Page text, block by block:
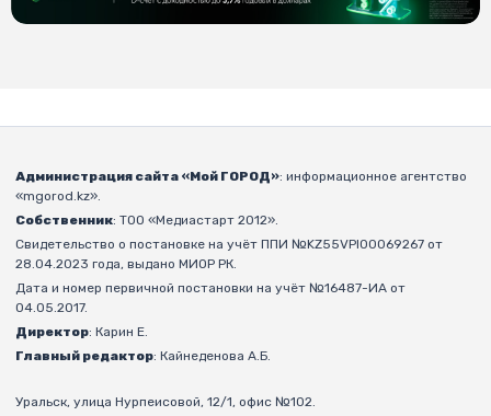
Администрация сайта «Мой ГОРОД»: информационное агентство
«mgorod.kz».
Собственник: ТОО «Медиастарт 2012».
Свидетельство о постановке на учёт ППИ №KZ55VPI00069267 от
28.04.2023 года, выдано МИОР РК.
Дата и номер первичной постановки на учёт №16487-ИА от
04.05.2017.
Директор: Карин Е.
Главный редактор: Кайнеденова А.Б.
Уральск, улица Нурпеисовой, 12/1, офис №102.